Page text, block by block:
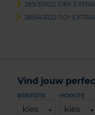
285/35R22 106Y
285/40R22 110Y
Vind jouw
BREEDTE
kies
HOOGTE
kies